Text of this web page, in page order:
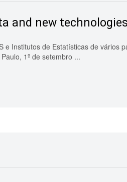
and new
e Institutos de Estatísticas de vários
1º de setembro ...